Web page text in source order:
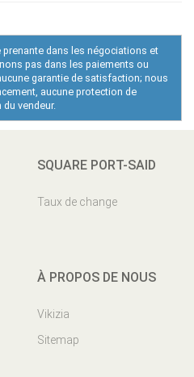
dans les négociations et
pas dans les paiements ou
garantie de satisfaction; nous
aucune protection de
du vendeur.
SQUARE PORT-SAID
Taux de change
À PROPOS DE NOUS
Vikizia
Sitemap